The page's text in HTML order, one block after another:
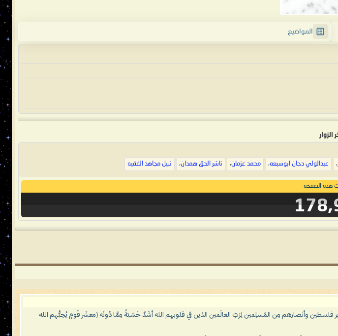
المواضيع
الزوار
، عبدالولي دحان ابوسبعه، محمد عزمان، ناشر الحق همدان، نبيل مجاهد الفقيه
هذه الصفحة
فلسطين وأنصارهم مِن المُسلِمين لِرَبّ العالَمين الذين في قلوبهم الله أشَدّ خَشيَةً مِمَّا دُونَه (معشَر قَومٍ يُحِبُّهم الله